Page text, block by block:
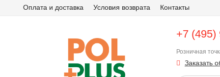
Оплата и доставка Условия возврата Контакты
+7 (495)
Розничная
Заказать